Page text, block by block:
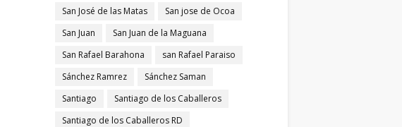
San José de las Matas
San jose de Ocoa
San Juan
San Juan de la Maguana
San Rafael Barahona
san Rafael Paraiso
Sánchez Ramrez
Sánchez Saman
Santiago
Santiago de los Caballeros
Santiago de los Caballeros RD